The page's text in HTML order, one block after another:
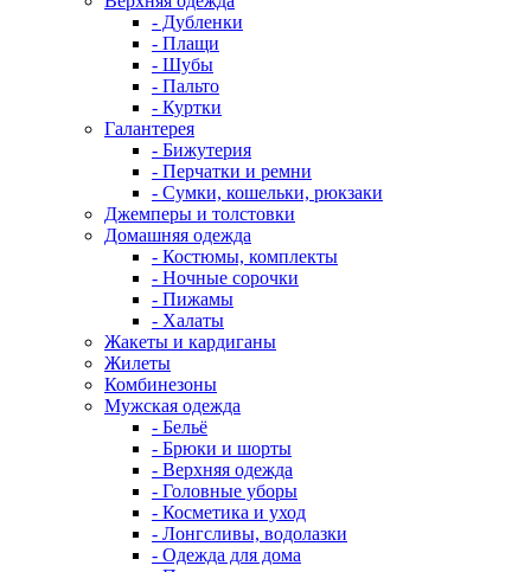
- Дубленки
- Плащи
- Шубы
- Пальто
- Куртки
Галантерея
- Бижутерия
- Перчатки и ремни
- Сумки, кошельки, рюкзаки
Джемперы и толстовки
Домашняя одежда
- Костюмы, комплекты
- Ночные сорочки
- Пижамы
- Халаты
Жакеты и кардиганы
Жилеты
Комбинезоны
Мужская одежда
- Бельё
- Брюки и шорты
- Верхняя одежда
- Головные уборы
- Косметика и уход
- Лонгсливы, водолазки
- Одежда для дома